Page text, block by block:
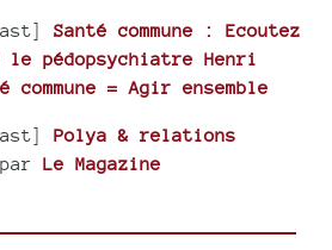
Santé commune : Ecoutez
le pédopsychiatre Henri
commune = Agir ensemble
Polya & relations
par Le Magazine